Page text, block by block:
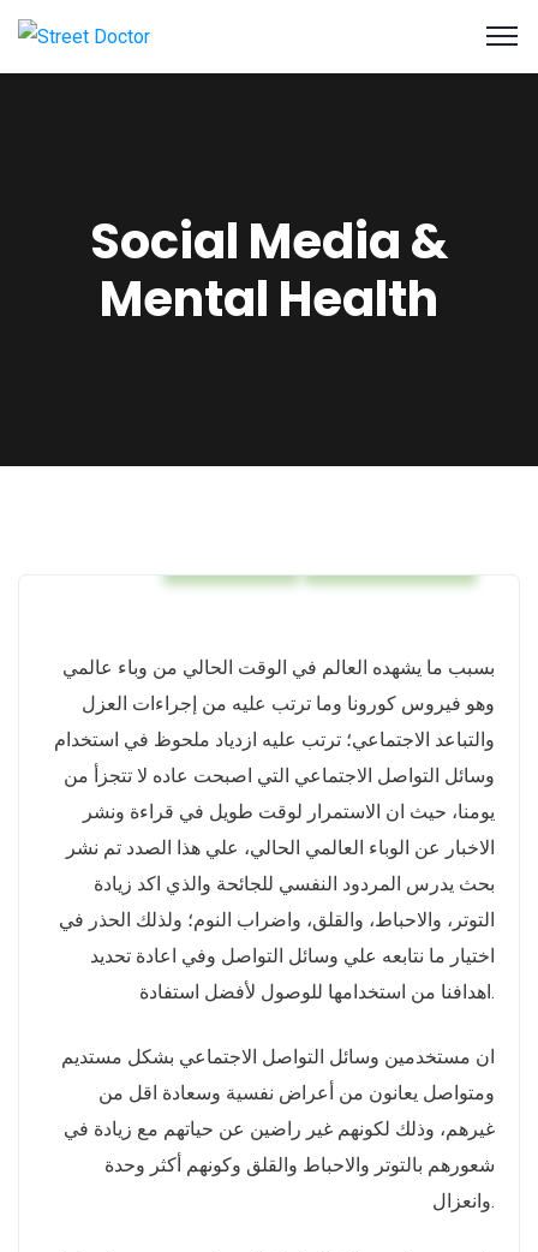
Social Media &
Mental Health
بسبب ما يشهده العالم في الوقت الحالي من وباء عالمي
وهو فيروس كورونا وما ترتب عليه من إجراءات العزل
والتباعد الاجتماعي؛ ترتب عليه ازدياد ملحوظ في استخدام
وسائل التواصل الاجتماعي التي اصبحت عاده لا تتجزأ من
يومنا، حيث ان الاستمرار لوقت طويل في قراءة ونشر
الاخبار عن الوباء العالمي الحالي، علي هذا الصدد تم نشر
بحث يدرس المردود النفسي للجائحة والذي اكد زيادة
التوتر، والاحباط، والقلق، واضراب النوم؛ ولذلك الحذر في
اختيار ما نتابعه علي وسائل التواصل وفي اعادة تحديد
اهدافنا من استخدامها للوصول لأفضل استفادة.
ان مستخدمين وسائل التواصل الاجتماعي بشكل مستديم
ومتواصل يعانون من أعراض نفسية وسعادة اقل من
غيرهم، وذلك لكونهم غير راضين عن حياتهم مع زيادة في
شعورهم بالتوتر والاحباط والقلق وكونهم أكثر وحدة
وانعزال.